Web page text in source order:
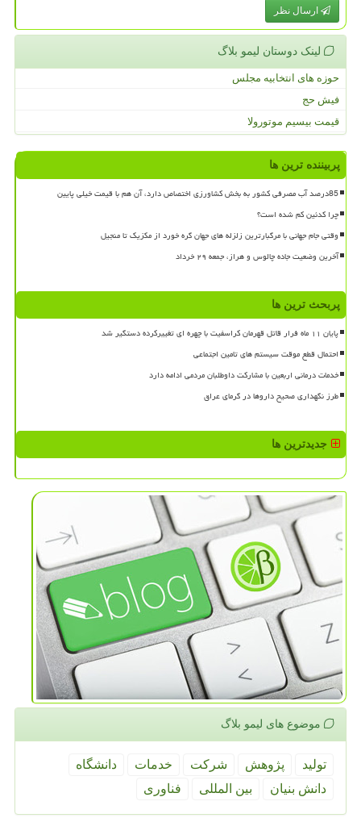
ارسال نظر
لینک دوستان لیمو بلاگ
حوزه های انتخابیه مجلس
فیش حج
قیمت بیسیم موتورولا
پربیننده ترین ها
85درصد آب مصرفی کشور به بخش کشاورزی اختصاص دارد، آن هم با قیمت خیلی پایین
چرا کدئین کم شده است؟
وقتی جام جهانی با مرگبارترین زلزله های جهان گره خورد از مکزیک تا منجیل
آخرین وضعیت جاده چالوس و هراز، جمعه ۲۹ خرداد
پربحث ترین ها
پایان ۱۱ ماه فرار قاتل قهرمان کراسفیت با چهره ای تغییرکرده دستگیر شد
احتمال قطع موقت سیستم های تامین اجتماعی
خدمات درمانی اربعین با مشارکت داوطلبان مردمی ادامه دارد
طرز نگهداری صحیح داروها در گرمای عراق
جدیدترین ها
موضوع های لیمو بلاگ
تولید پژوهش شركت خدمات
دانشگاه
دانش بنیان
بین المللی فناوری